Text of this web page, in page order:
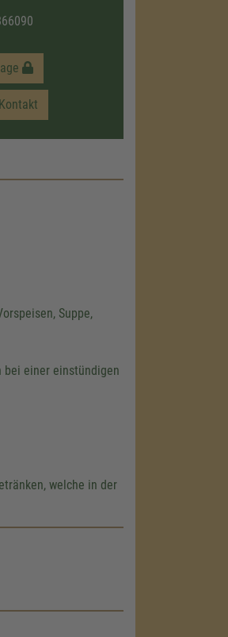
Suppe,
bei einer einstündigen
welche in der